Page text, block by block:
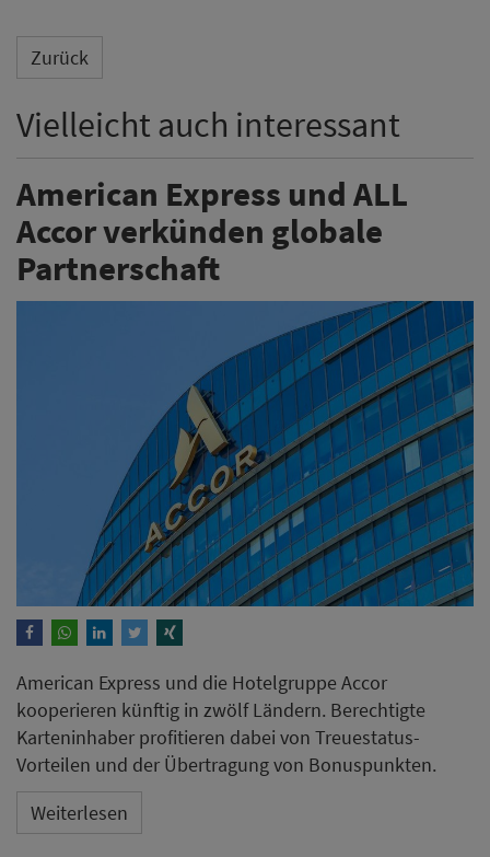
Zurück
Vielleicht auch interessant
American Express und ALL
Accor verkünden globale
Partnerschaft
American Express und die Hotelgruppe Accor
kooperieren künftig in zwölf Ländern. Berechtigte
Karteninhaber profitieren dabei von Treuestatus-
Vorteilen und der Übertragung von Bonuspunkten.
Weiterlesen